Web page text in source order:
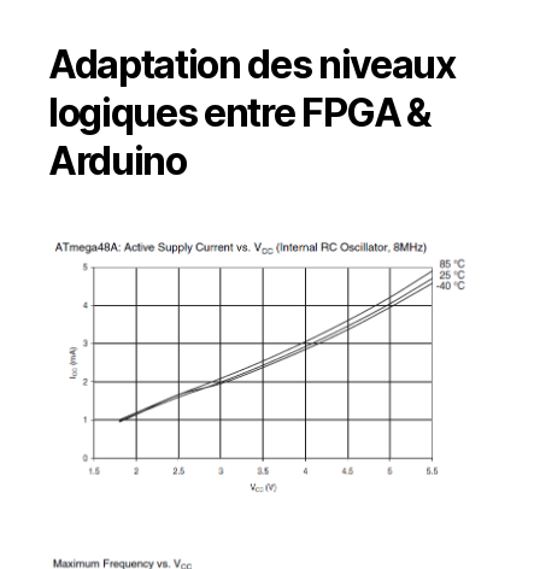
Adaptation des niveaux
logiques entre FPGA &
Arduino